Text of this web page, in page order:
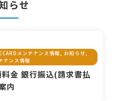
らせ
メンテナンス情報, お知らせ,
ナンス情報
金 銀行振込(請求書払
内